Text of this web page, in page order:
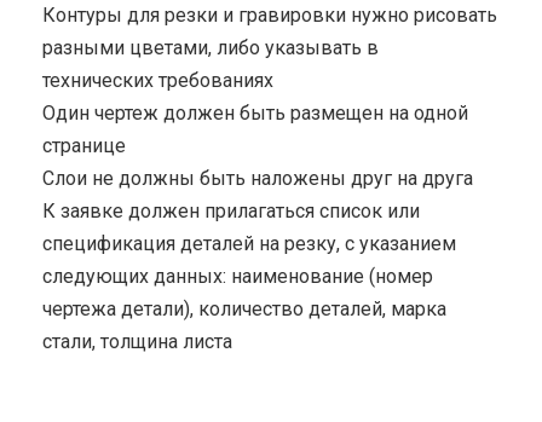
Контуры для резки и гравировки нужно рисовать
разными цветами, либо указывать в
технических требованиях
Один чертеж должен быть размещен на одной
странице
Cлои не должны быть наложены друг на друга
К заявке должен прилагаться список или
спецификация деталей на резку, с указанием
следующих данных: наименование (номер
чертежа детали), количество деталей, марка
стали, толщина листа